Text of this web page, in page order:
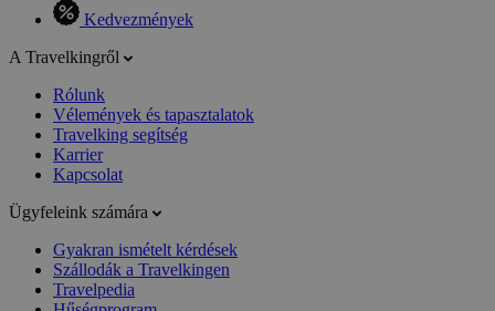
Kedvezmények
A Travelkingről
Rólunk
Vélemények és tapasztalatok
Travelking segítség
Karrier
Kapcsolat
Ügyfeleink számára
Gyakran ismételt kérdések
Szállodák a Travelkingen
Travelpedia